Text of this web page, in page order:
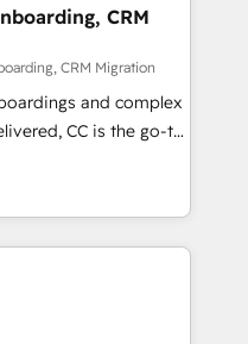
their
through
integration of
ecosystem. Would
your inbound
With 125+
most certified
& French.
CRM
CRM Migration
and complex
CC is the go-to
ready to
We specialize
migrations and
Salesforce, NetSuite,
fragmented